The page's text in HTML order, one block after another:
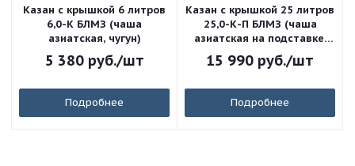
Казан с крышкой 6 литров
6,0-К БЛМЗ (чаша
азиатская, чугун)
5 380руб./шт
Подробнее
Казан с крышкой 25 литров
25,0-К-П БЛМЗ (чаша
азиатская на подставке,
чугун)
15 990 руб./шт
Подробнее